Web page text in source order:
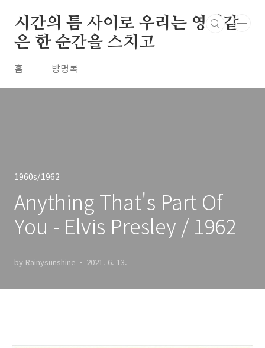
시간의 틈 사이로 우리는 영원같
은 한 순간을 스치고
홈 방명록
1960s/1962
Anything That's Part Of
You - Elvis Presley / 1962
by Rainysunshine 2021. 6. 13.